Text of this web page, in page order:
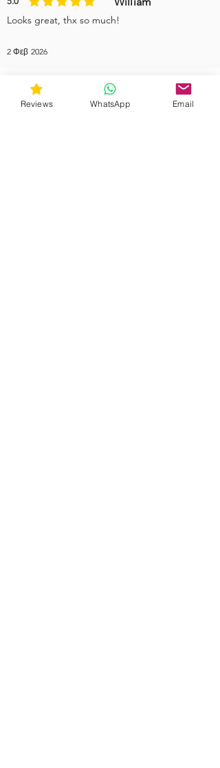
η μέση βαθμολογία είναι 5 από 5
Looks great, thx so much!
2 Φεβ 2026
More reviews
Reviews WhatsApp Email